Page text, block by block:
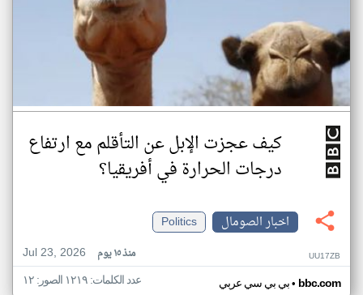
كيف عجزت الإبل عن التأقلم مع ارتفاع
درجات الحرارة في أفريقيا؟
اخبار الصومال
Politics
Jul 23, 2026
منذ ١٥ يوم UU17ZB
بي بي سي عربي• bbc.com عدد الكلمات: ١٢١٩ الصور: ١٢